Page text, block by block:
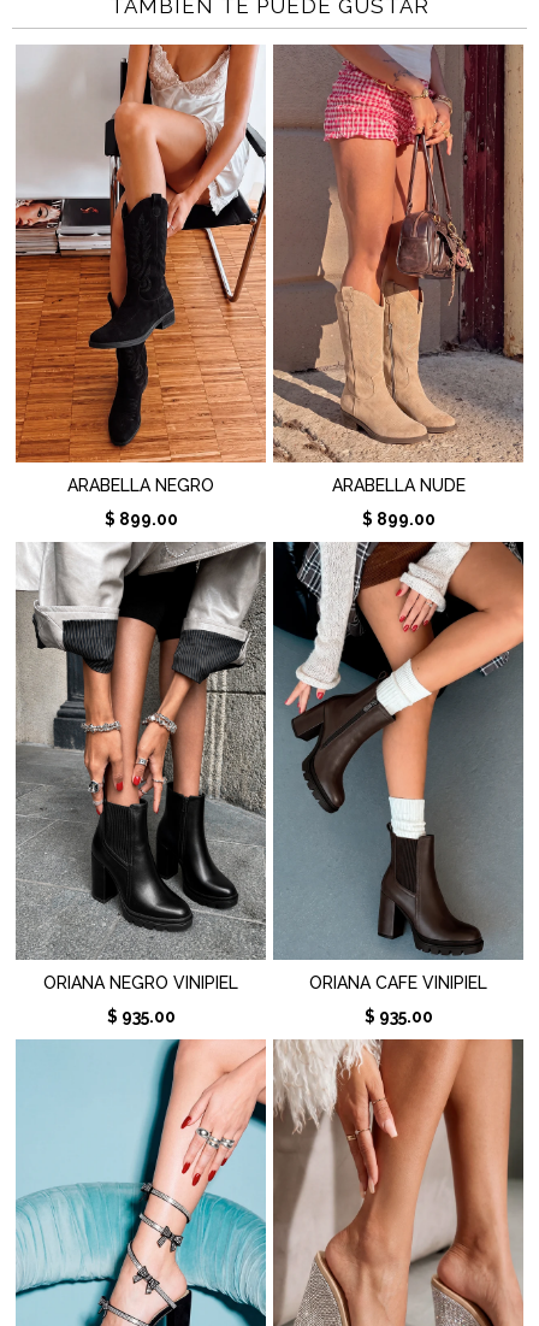
TAMBIÉN TE PUEDE GUSTAR
ARABELLA NEGRO
$ 899.00
ARABELLA NUDE
$ 899.00
ORIANA NEGRO VINIPIEL
$ 935.00
ORIANA CAFE VINIPIEL
$ 935.00